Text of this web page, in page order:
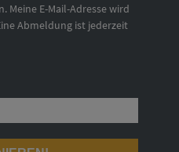
Meine E-Mail-Adresse wird
Abmeldung ist jederzeit